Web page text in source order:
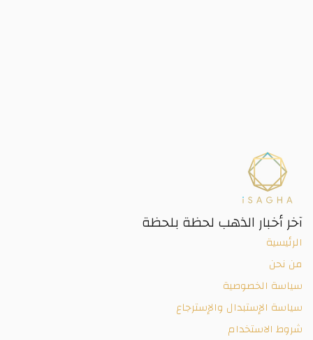
آخر أخبار الذهب لحظة بلحظة
الرئيسية
من نحن
سياسة الخصوصية
سياسة الإستبدال والإسترجاع
شروط الاستخدام